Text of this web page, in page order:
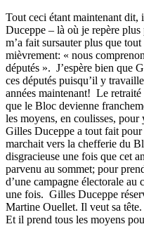
Tout ceci étant maintenant dit,
Duceppe – là où je repère
m’a fait sursauter plus que
mièvrement: « nous
députés ». J’espère bien que
ces députés puisqu’il y
années maintenant! Le
que le Bloc devienne
les moyens, en coulisses,
Gilles Duceppe a tout fait
marchait vers la chefferie du
disgracieuse une fois que cet
parvenu au sommet; pour
d’une campagne électorale
une fois. Gilles Duceppe
Martine Ouellet. Il veut sa
Et il prend tous les moyens